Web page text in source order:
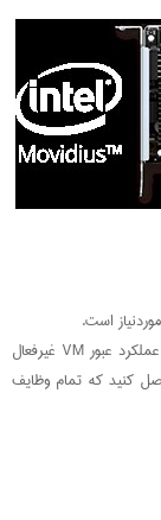
• برای استفاده از محاسبات کارت FPGA در QNAP NAS، عملکرد عبور VM غیرفعال
کنید که تمام وظایف